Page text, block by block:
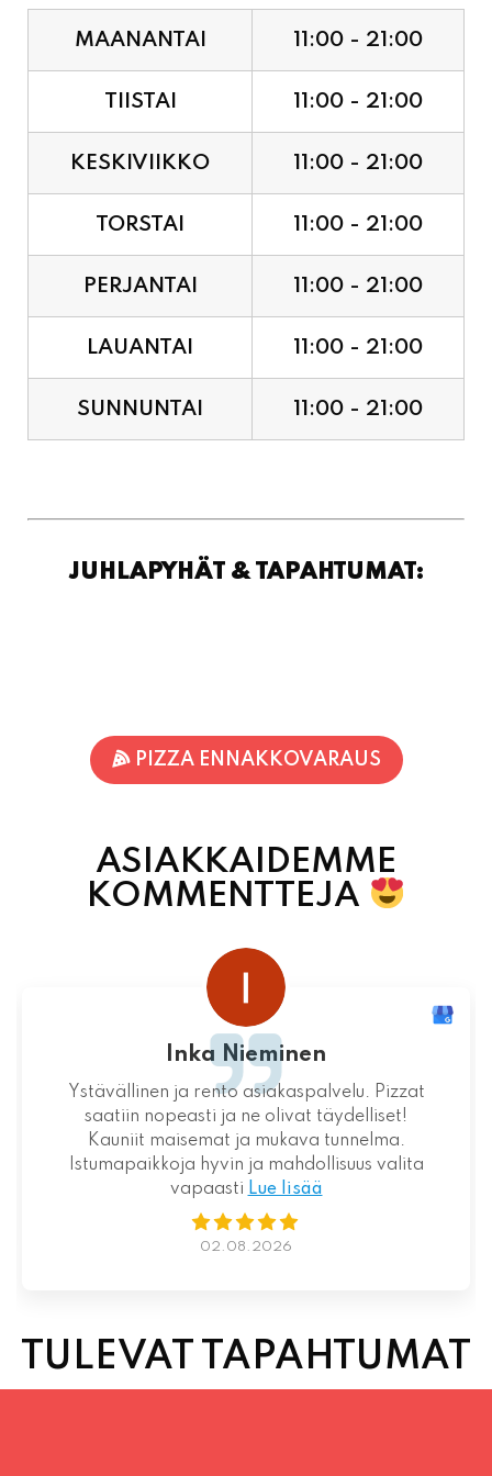
MAANANTAI 11:00 - 21:00
TIISTAI 11:00 - 21:00
KESKIVIIKKO 11:00 - 21:00
TORSTAI 11:00 - 21:00
PERJANTAI 11:00 - 21:00
LAUANTAI 11:00 - 21:00
SUNNUNTAI 11:00 - 21:00
JUHLAPYHÄT & TAPAHTUMAT:
PIZZA ENNAKKOVARAUS
ASIAKKAIDEMME
KOMMENTTEJA
Inka Nieminen
Ystävällinen ja rento asiakaspalvelu. Pizzat
saatiin nopeasti ja ne olivat täydelliset!
Kauniit maisemat ja mukava tunnelma.
Istumapaikkoja hyvin ja mahdollisuus valita
vapaasti Lue lisää
02.08.2026
TULEVAT TAPAHTUMAT